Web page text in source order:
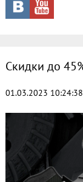
Скидки до
01.03.2023 10:24:38